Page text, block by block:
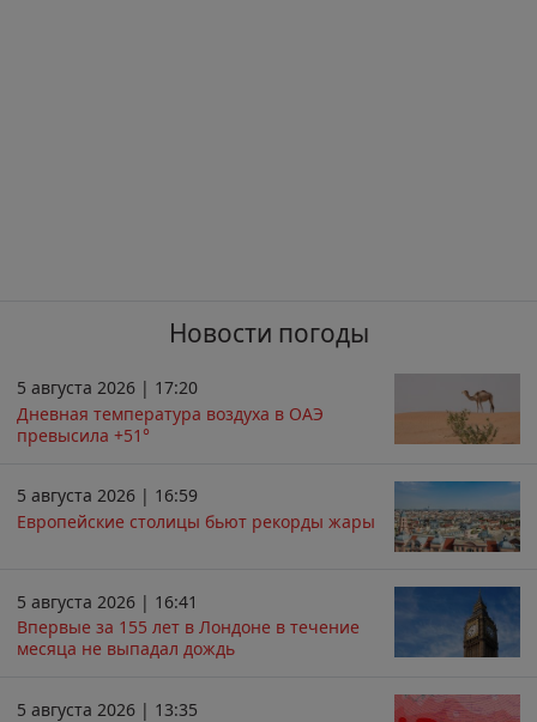
Новости погоды
5 августа 2026 | 17:20
Дневная температура воздуха в ОАЭ
превысила +51°
5 августа 2026 | 16:59
Европейские столицы бьют рекорды жары
5 августа 2026 | 16:41
Впервые за 155 лет в Лондоне в течение
месяца не выпадал дождь
5 августа 2026 | 13:35